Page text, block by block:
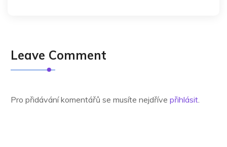
Leave Comment
Pro přidávání komentářů se musíte nejdříve přihlásit.